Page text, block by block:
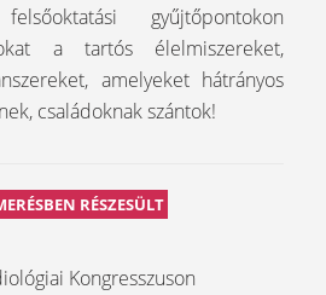
gyűjtőpontokon
a tartós élelmiszereket,
amelyeket hátrányos
családoknak szántok!
RÉSZESÜLT
Kongresszuson